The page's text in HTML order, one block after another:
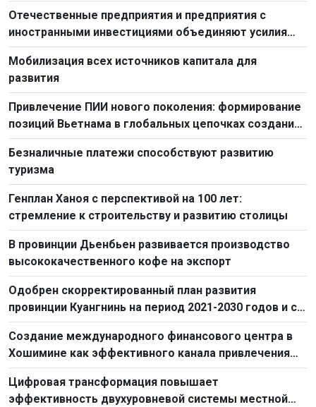
роста
Отечественные предприятия и предприятия с
иностранными инвестициями объединяют усилия
для создания импульса экономического роста
Мобилизация всех источников капитала для
развития
Привлечение ПИИ нового поколения: формирование
позиций Вьетнама в глобальных цепочках создания
стоимости
Безналичные платежи способствуют развитию
туризма
Генплан Ханоя с перспективой на 100 лет:
стремление к строительству и развитию столицы
В провинции Дьенбьен развивается производство
высококачественного кофе на экспорт
Одобрен скорректированный план развития
провинции Куангнинь на период 2021-2030 годов и с
видением до 2050 г
Создание международного финансового центра в
Хошимине как эффективного канала привлечения
капитала для обеспечения двузначного
экономического роста Вьетнама
Цифровая трансформация повышает
эффективность двухуровневой системы местной